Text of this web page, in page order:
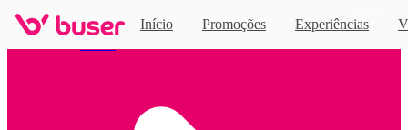
Início Promoções Experiências